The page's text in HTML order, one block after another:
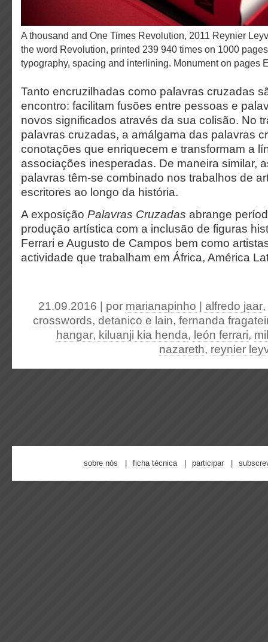
A thousand and One Times Revolution, 2011 Reynier Leyva Novo Book containing
the word Revolution, printed 239 940 times on 1000
typography, spacing and interlining. Monument on pages
Tanto encruzilhadas como palavras cruzadas
encontro: facilitam fusões entre pessoas e
novos significados através da sua colisão. No
palavras cruzadas, a amálgama das palavras
conotações que enriquecem e transformam a
associações inesperadas. De maneira similar,
palavras têm-se combinado nos trabalhos de
escritores ao longo da história.
A exposição Palavras Cruzadas abrange
produção artística com a inclusão de figuras
Ferrari e Augusto de Campos bem como
actividade que trabalham em África, América
21.09.2016 | por marianapinho alfredo jaar,
crosswords, detanico e lain, fernanda
hangar, kiluanji kia henda, león ferrari,
nazareth, reynier
sobre nós ficha técnica participar